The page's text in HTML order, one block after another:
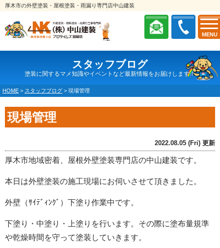
MENU
厚木市の外壁塗装・屋根塗装・雨漏り専門店中山建装
スタッフブログ
塗装に関するマメ知識やイベントなど最新情報をお届けします！
HOME > スタッフブログ > 現場管理
現場管理
2022.08.05 (Fri) 更新
厚木市地域密着、屋根外壁塗装専門店の中山建装です。
本日は外壁塗装の施工現場にお伺いさせて頂きました。
外壁（ｻｲﾃﾞｨﾝｸﾞ）下塗り作業中です。
下塗り・中塗り・上塗りを行います。その際に塗布量規準
や乾燥時間を守って塗装していきます。